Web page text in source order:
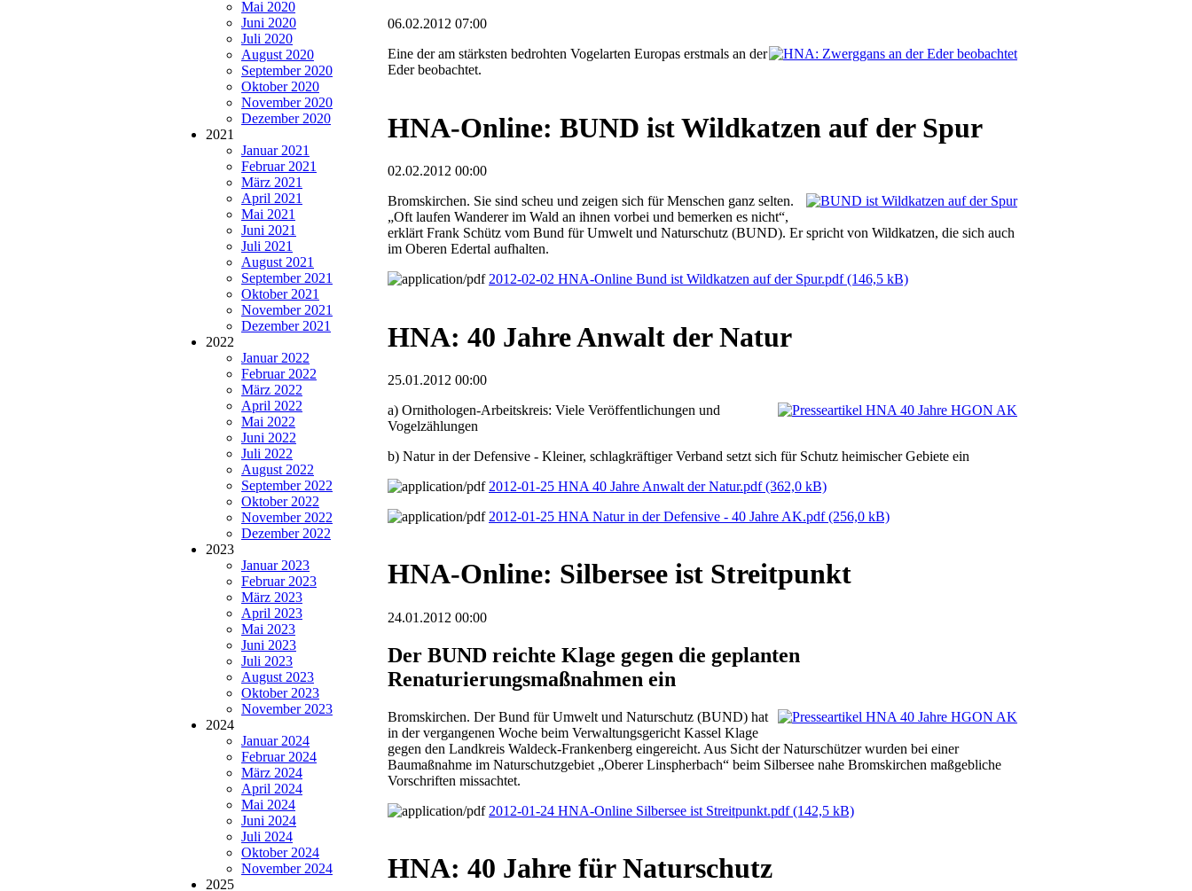
Mai 2020
Juni 2020
Juli 2020
August 2020
September 2020
Oktober 2020
November 2020
Dezember 2020
2021
Januar 2021
Februar 2021
März 2021
April 2021
Mai 2021
Juni 2021
Juli 2021
August 2021
September 2021
Oktober 2021
November 2021
Dezember 2021
2022
Januar 2022
Februar 2022
März 2022
April 2022
Mai 2022
Juni 2022
Juli 2022
August 2022
September 2022
Oktober 2022
November 2022
Dezember 2022
2023
Januar 2023
Februar 2023
März 2023
April 2023
Mai 2023
Juni 2023
Juli 2023
August 2023
Oktober 2023
November 2023
2024
Januar 2024
Februar 2024
März 2024
April 2024
Mai 2024
Juni 2024
Juli 2024
Oktober 2024
November 2024
2025
06.02.2012 07:00
Eine der am stärksten bedrohten Vogelarten Europas erstmals an der
Eder beobachtet.
HNA-Online: BUND ist Wildkatzen auf der Spur
02.02.2012 00:00
Bromskirchen. Sie sind scheu und zeigen sich für Menschen ganz selten.
„Oft laufen Wanderer im Wald an ihnen vorbei und bemerken es nicht“,
erklärt Frank Schütz vom Bund für Umwelt und Naturschutz (BUND). Er spricht von Wildkatzen, die sich auch
im Oberen Edertal aufhalten.
2012-02-02 HNA-Online Bund ist Wildkatzen auf der Spur.pdf(146,5 kB)
HNA: 40 Jahre Anwalt der Natur
25.01.2012 00:00
a) Ornithologen-Arbeitskreis: Viele Veröffentlichungen und
Vogelzählungen
b) Natur in der Defensive - Kleiner, schlagkräftiger Verband setzt sich für Schutz heimischer Gebiete ein
2012-01-25 HNA 40 Jahre Anwalt der Natur.pdf(362,0 kB)
2012-01-25 HNA Natur in der Defensive - 40 Jahre AK.pdf(256,0 kB)
HNA-Online: Silbersee ist Streitpunkt
24.01.2012 00:00
Der BUND reichte Klage gegen die geplanten
Renaturierungsmaßnahmen ein
Bromskirchen. Der Bund für Umwelt und Naturschutz (BUND) hat
in der vergangenen Woche beim Verwaltungsgericht Kassel Klage
gegen den Landkreis Waldeck-Frankenberg eingereicht. Aus Sicht der Naturschützer wurden bei einer
Baumaßnahme im Naturschutzgebiet „Oberer Linspherbach“ beim Silbersee nahe Bromskirchen maßgebliche
Vorschriften missachtet.
2012-01-24 HNA-Online Silbersee ist Streitpunkt.pdf(142,5 kB)
HNA: 40 Jahre für Naturschutz